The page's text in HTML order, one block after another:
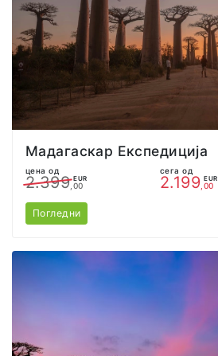
Мадагаскар Експедиција
цена од
2.399 EUR
,00
сега од
2.199 EUR
,00
Погледни